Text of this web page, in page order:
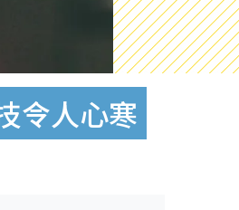
令人心寒